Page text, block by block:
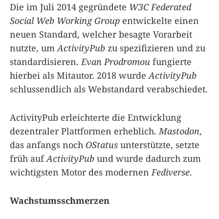
Die im Juli 2014 gegründete W3C Federated
Social Web Working Group entwickelte einen
neuen Standard, welcher besagte Vorarbeit
nutzte, um ActivityPub zu spezifizieren und zu
standardisieren. Evan Prodromou fungierte
hierbei als Mitautor. 2018 wurde ActivityPub
schlussendlich als Webstandard verabschiedet.
ActivityPub erleichterte die Entwicklung
dezentraler Plattformen erheblich. Mastodon,
das anfangs noch OStatus unterstützte, setzte
früh aufActivityPub und wurde dadurch zum
wichtigsten Motor des modernen Fediverse.
Wachstumsschmerzen